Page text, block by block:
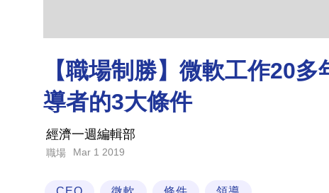
【職場制勝】微軟工作20
導者的3大條件
經濟一週編輯部
職場 Mar 1 2019